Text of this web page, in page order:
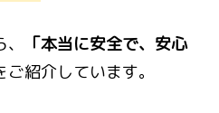
「本当に安全で、安心
ご紹介しています。